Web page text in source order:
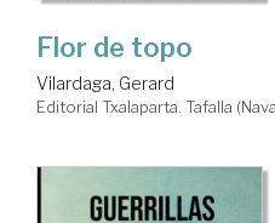
Flor de topo
Vilardaga, Gerard
Editorial Txalaparta. Tafalla